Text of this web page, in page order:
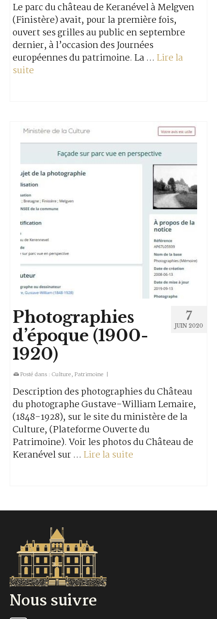
Le parc du château de Keranével à Melgven
(Finistère) avait, pour la première fois,
ouvert ses grilles au public en septembre
dernier, à l’occasion des Journées
européennes du patrimoine. La … Lire la
suite
7
JUIN 2020
Photographies
d’époque (1900-
1920)
Posté dans : Culture, Patrimoine |
Description des photographies du Château
du photographe Gustave-William Lemaire,
(1848-1928), sur le site du ministère de la
Culture, (Plateforme Ouverte du
Patrimoine). Voir les photos du Château de
Keranével sur … Lire la suite
Nous suivre